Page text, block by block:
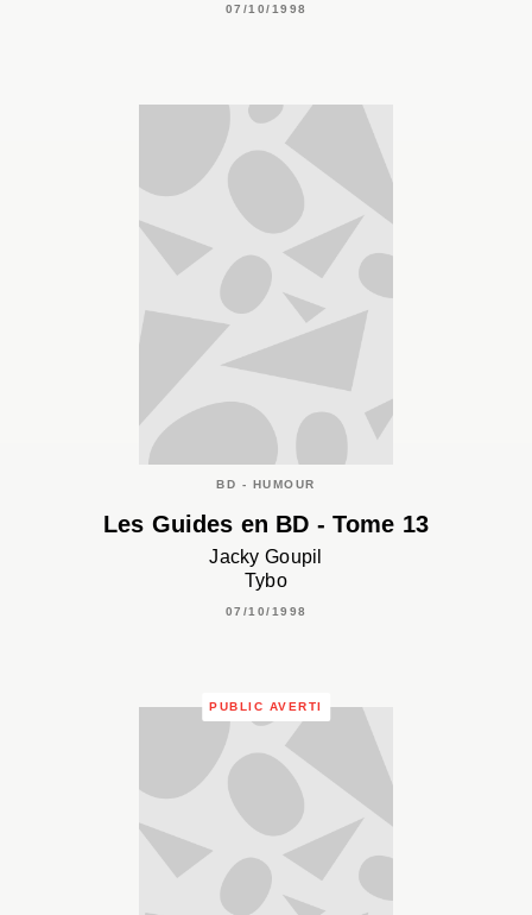
07/10/1998
BD - HUMOUR
Les Guides en BD - Tome 13
Jacky Goupil
Tybo
07/10/1998
PUBLIC AVERTI